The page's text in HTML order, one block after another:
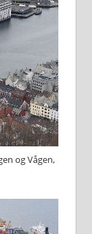
og Vågen,